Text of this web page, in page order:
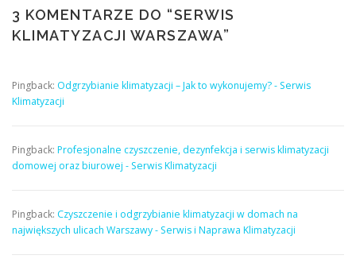
3 KOMENTARZE DO “SERWIS
KLIMATYZACJI WARSZAWA”
Pingback: Odgrzybianie klimatyzacji – Jak to wykonujemy? - Serwis
Klimatyzacji
Pingback: Profesjonalne czyszczenie, dezynfekcja i serwis klimatyzacji
domowej oraz biurowej - Serwis Klimatyzacji
Pingback: Czyszczenie i odgrzybianie klimatyzacji w domach na
największych ulicach Warszawy - Serwis i Naprawa Klimatyzacji